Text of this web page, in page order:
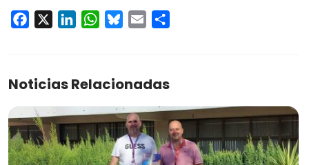
Facebook LinkedInWhatsApp
Bluesky
Email
Noticias Relacionadas